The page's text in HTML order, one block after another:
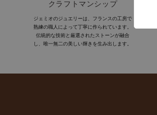
クラフトマンシップ
ジェミオのジュエリーは、フランスの工房で
熟練の職人によって丁寧に作られています。
伝統的な技術と厳選されたストーンが融合
し、唯一無二の美しい輝きを生み出します。